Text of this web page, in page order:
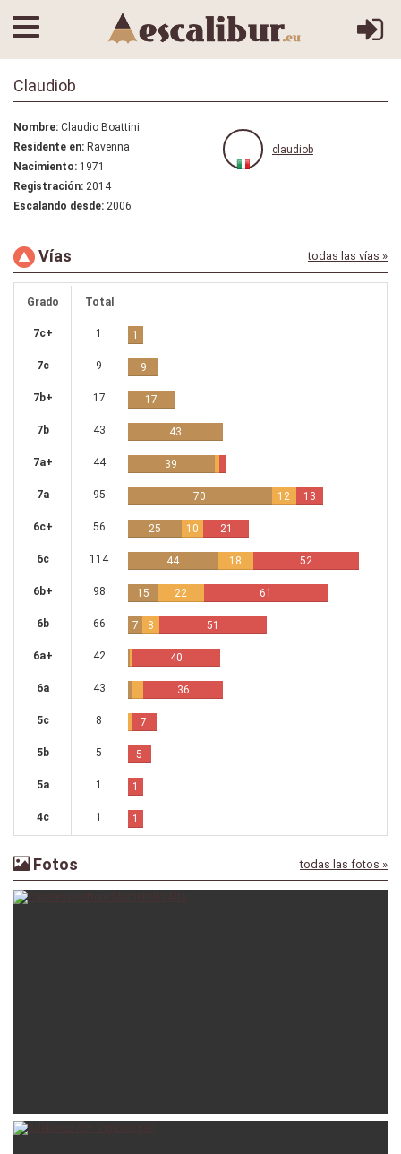
Claudiob
Nombre: Claudio Boattini
Residente en: Ravenna
Nacimiento: 1971
Registración: 2014
Escalando desde: 2006
claudiob
Vías todas las vías »
Grado Total
7c+ 1 1
7c 9 9
7b+ 17 17
7b 43 43
7a+ 44 39
7a 95 70 12 13
6c+ 56 25 10 21
6c 114 44 18 52
6b+ 98 15 22 61
6b 66 7 8 51
6a+ 42 40
6a 43 36
5c 8 7
5b 5 5
5a 1 1
4c 1 1
Fotos todas las fotos »